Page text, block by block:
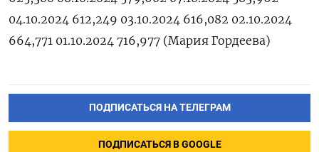
04.10.2024 612,249 03.10.2024 616,082 02.10.2024
664,771 01.10.2024 716,977 (Мария Гордеева)
ПОДПИСАТЬСЯ НА ТЕЛЕГРАМ
ПОДПИСАТЬСЯ В GOOGLE